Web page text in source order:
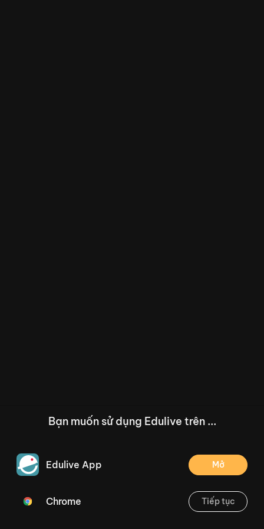
/--
Thoát
Bạn muốn sử dụng Edulive trên ...
Edulive App Mở
Chrome Tiếp tục